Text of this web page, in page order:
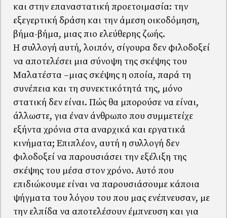
και στην επαναστατική προετοιμασία: την
εξεγερτική δράση και την άμεση οικοδόμηση,
βήμα-βήμα, μιας πιο ελεύθερης ζωής.
Η συλλογή αυτή, λοιπόν, σίγουρα δεν φιλοδοξεί
να αποτελέσει μια σύνοψη της σκέψης του
Μαλατέστα –μιας σκέψης η οποία, παρά τη
συνέπεια και τη συνεκτικότητά της, μόνο
στατική δεν είναι. Πώς θα μπορούσε να είναι,
άλλωστε, για έναν άνθρωπο που συμμετείχε
εξήντα χρόνια στα αναρχικά και εργατικά
κινήματα; Επιπλέον, αυτή η συλλογή δεν
φιλοδοξεί να παρουσιάσει την εξέλιξη της
σκέψης του μέσα στον χρόνο. Αυτό που
επιδιώκουμε είναι να παρουσιάσουμε κάποια
ψήγματα του λόγου του που μας ενέπνευσαν, με
την ελπίδα να αποτελέσουν έμπνευση και για